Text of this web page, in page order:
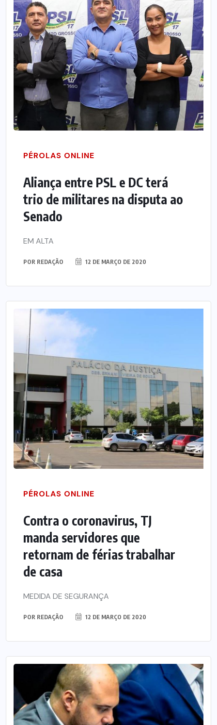
PÉROLAS ONLINE
Aliança entre PSL e DC terá
trio de militares na disputa ao
Senado
EM ALTA
POR REDAÇÃO 12 DE MARÇO DE 2020
PÉROLAS ONLINE
Contra o coronavirus, TJ
manda servidores que
retornam de férias trabalhar
de casa
MEDIDA DE SEGURANÇA
POR REDAÇÃO 12 DE MARÇO DE 2020